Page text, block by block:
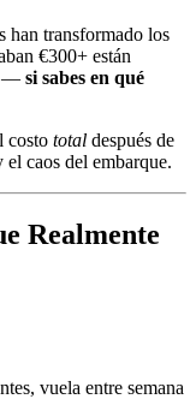
han transformado los
€300+ están
— si sabes en qué
costo total después de
caos del embarque.
Realmente
vuela entre semana